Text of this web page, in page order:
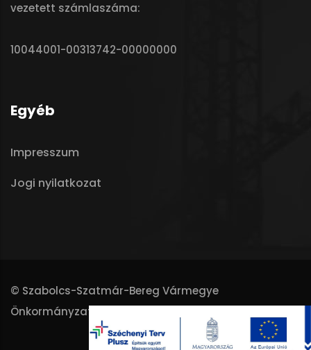
vezetett számlaszáma:
10044001-00313742-00000000
Egyéb
Impresszum
Jogi nyilatkozat
© Szabolcs-Szatmár-Bereg Vármegye
Önkormányzata - 2025